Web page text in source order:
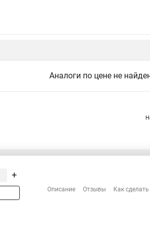
Аналоги по цене не
Сотрудничество
+
Описание Отзывы Как сделать